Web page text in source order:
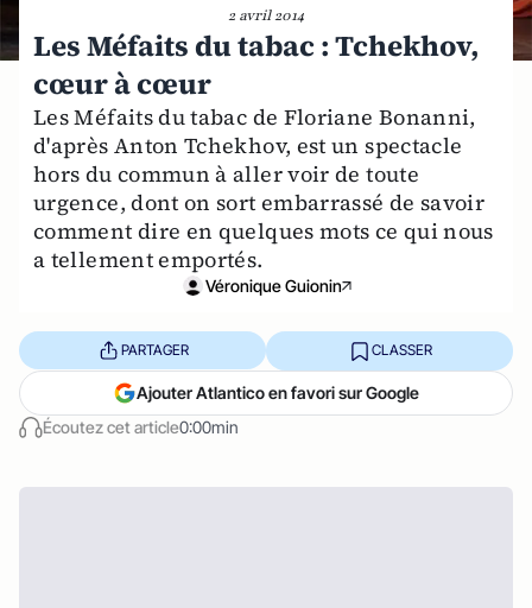
2 avril 2014
Les Méfaits du tabac : Tchekhov,
cœur à cœur
Les Méfaits du tabac de Floriane Bonanni,
d'après Anton Tchekhov, est un spectacle
hors du commun à aller voir de toute
urgence, dont on sort embarrassé de savoir
comment dire en quelques mots ce qui nous
a tellement emportés.
Véronique Guionin
Écoutez cet article0:00min
PARTAGER CLASSER
Ajouter Atlantico en favori sur Google